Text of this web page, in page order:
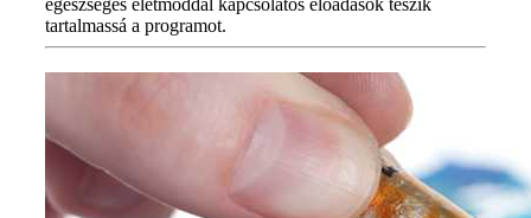
egészséges életmóddal kapcsolatos előadások teszik
tartalmassá a programot.